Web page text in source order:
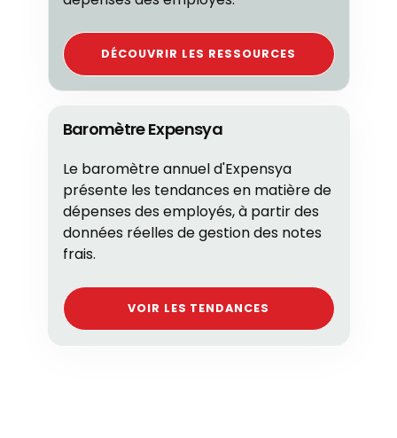
DÉCOUVRIR LES RESSOURCES
Baromètre Expensya
Le baromètre annuel d'Expensya
présente les tendances en matière de
dépenses des employés, à partir des
données réelles de gestion des notes
frais.
VOIR LES TENDANCES